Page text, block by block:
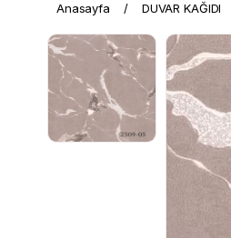
Anasayfa DUVAR KAĞIDI